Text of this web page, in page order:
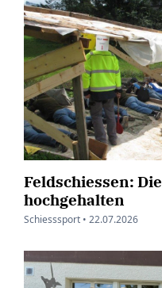
Feldschiessen:
hochgehalten
Schiesssport • 22.07.2026